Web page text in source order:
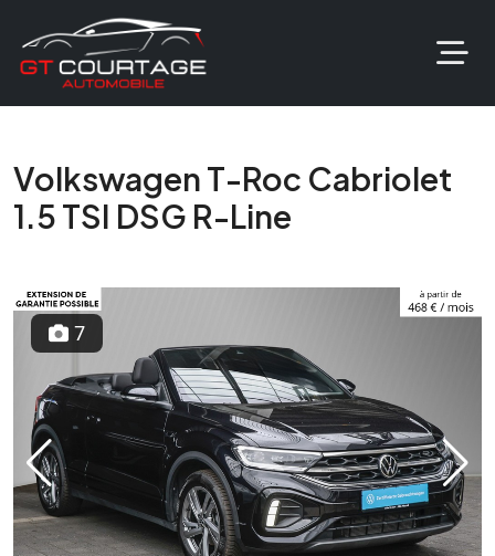
Volkswagen T-Roc Cabriolet
1.5 TSI DSG R-Line
Previous Next
7